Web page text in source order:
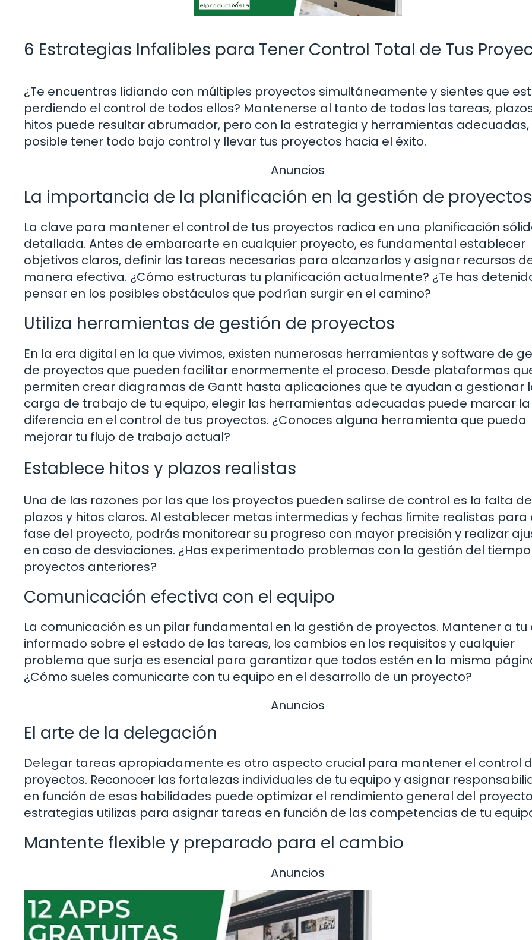
6 Estrategias Infalibles para Tener Control Total de Tus
¿Te encuentras lidiando con múltiples proyectos simultáneamente y sientes que
perdiendo el control de todos ellos? Mantenerse al tanto de todas las tareas,
hitos puede resultar abrumador, pero con la estrategia y herramientas adecuadas,
posible tener todo bajo control y llevar tus proyectos hacia el éxito.
Anuncios
La importancia de la planificación en la gestión de proyectos
La clave para mantener el control de tus proyectos radica en una planificación
detallada. Antes de embarcarte en cualquier proyecto, es fundamental establecer
objetivos claros, definir las tareas necesarias para alcanzarlos y asignar recursos
manera efectiva. ¿Cómo estructuras tu planificación actualmente? ¿Te has
pensar en los posibles obstáculos que podrían surgir en el camino?
Utiliza herramientas de gestión de proyectos
En la era digital en la que vivimos, existen numerosas herramientas y software de
de proyectos que pueden facilitar enormemente el proceso. Desde plataformas
permiten crear diagramas de Gantt hasta aplicaciones que te ayudan a gestionar
carga de trabajo de tu equipo, elegir las herramientas adecuadas puede marcar la
diferencia en el control de tus proyectos. ¿Conoces alguna herramienta que pueda
mejorar tu flujo de trabajo actual?
Establece hitos y plazos realistas
Una de las razones por las que los proyectos pueden salirse de control es la falta de
plazos y hitos claros. Al establecer metas intermedias y fechas límite realistas
fase del proyecto, podrás monitorear su progreso con mayor precisión y realizar
en caso de desviaciones. ¿Has experimentado problemas con la gestión del
proyectos anteriores?
Comunicación efectiva con el equipo
La comunicación es un pilar fundamental en la gestión de proyectos. Mantener a tu
informado sobre el estado de las tareas, los cambios en los requisitos y cualquier
problema que surja es esencial para garantizar que todos estén en la misma
¿Cómo sueles comunicarte con tu equipo en el desarrollo de un proyecto?
Anuncios
El arte de la delegación
Delegar tareas apropiadamente es otro aspecto crucial para mantener el control
proyectos. Reconocer las fortalezas individuales de tu equipo y asignar
en función de esas habilidades puede optimizar el rendimiento general del
estrategias utilizas para asignar tareas en función de las competencias de tu
Mantente flexible y preparado para el cambio
Anuncios